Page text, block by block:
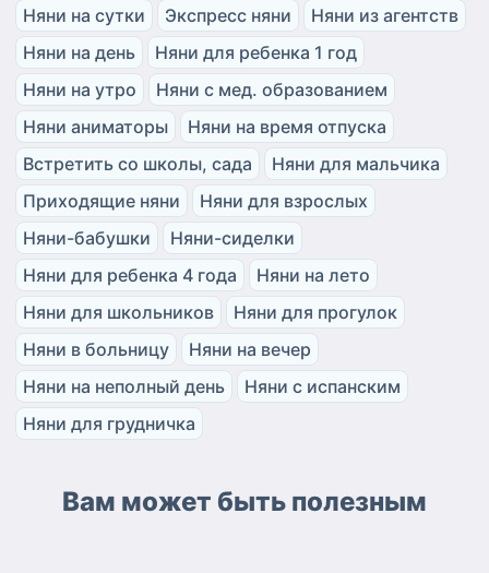
Няни на сутки
Экспресс няни
Няни из агентств
Няни на день
Няни для ребенка 1 год
Няни на утро
Няни с мед. образованием
Няни аниматоры
Няни на время отпуска
Встретить со школы, сада
Няни для мальчика
Приходящие няни
Няни для взрослых
Няни-бабушки
Няни-сиделки
Няни для ребенка 4 года
Няни на лето
Няни для школьников
Няни для прогулок
Няни в больницу
Няни на вечер
Няни на неполный день
Няни с испанским
Няни для грудничка
Вам может быть полезным